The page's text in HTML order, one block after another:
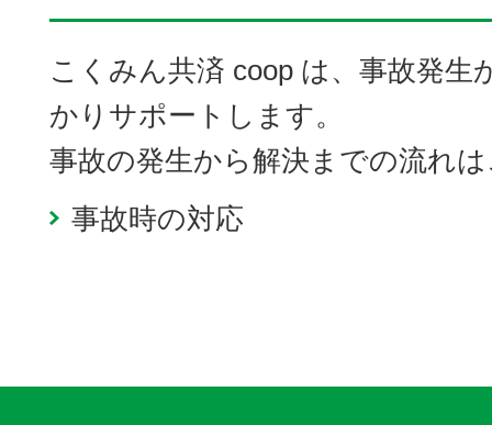
こくみん共済 coop は、事故発
かりサポートします。
事故の発生から解決までの流れ
事故時の対応